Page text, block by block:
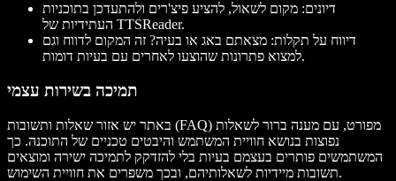
דיונים: מקום לשאול, להציע פיצ'רים ולהתעדכן בתוכניות
העתידיות של TTSReader.
דיווח על תקלות: מצאתם באג או בעיה? זה המקום לדווח וגם
למצוא פתרונות שהוצעו לאחרים עם בעיות דומות.
תמיכה בשירות עצמי
באתר יש אזור שאלות ותשובות (FAQ) מפורט, עם מענה ברור לשאלות
נפוצות בנושא חוויית המשתמש והיבטים טכניים של התוכנה. כך
המשתמשים פותרים בעצמם בעיות בלי להזדקק לתמיכה ישירה ומוצאים
תשובות מיידיות לשאלותיהם, ובכך משפרים את חוויית השימוש.